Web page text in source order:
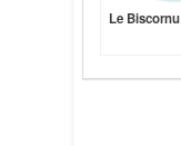
Le Biscornu